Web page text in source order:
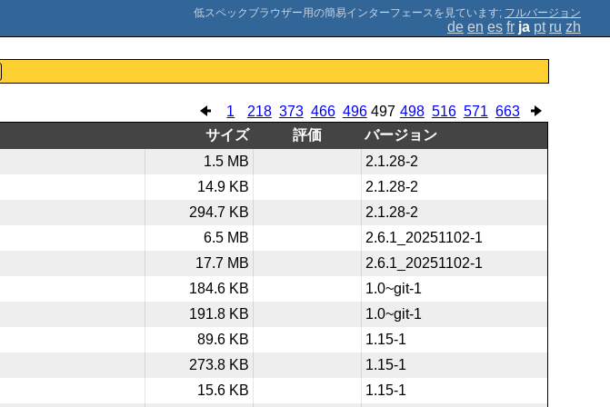
; フルバージョン
de en es fr ja pt ru zh
1 218 373 466 496 497 498 516 571 663
サイズ 評価
バージョン
1.5 MB
2.1.28-2
14.9 KB
2.1.28-2
294.7 KB
2.1.28-2
6.5 MB
2.6.1_20251102-1
17.7 MB
2.6.1_20251102-1
184.6 KB
1.0~git-1
191.8 KB
1.0~git-1
89.6 KB
1.15-1
273.8 KB
1.15-1
15.6 KB 1.15-1